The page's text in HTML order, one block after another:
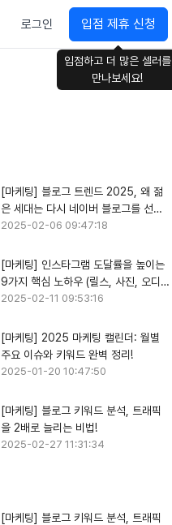
로그인 입점 제휴 신청
입점하고 더 많은 셀러를
만나보세요!
[마케팅] 블로그 트렌드 2025, 왜 젊
은 세대는 다시 네이버 블로그를 선택
할까?
2025-02-06 09:47:18
[마케팅] 인스타그램 도달률을 높이는
9가지 핵심 노하우 (릴스, 사진, 오디오
활용)
2025-02-11 09:53:16
[마케팅] 2025 마케팅 캘린더: 월별
주요 이슈와 키워드 완벽 정리!
2025-01-20 10:47:50
[마케팅] 블로그 키워드 분석, 트래픽
을 2배로 늘리는 비법!
2025-02-27 11:31:34
[마케팅] 블로그 키워드 분석, 트래픽